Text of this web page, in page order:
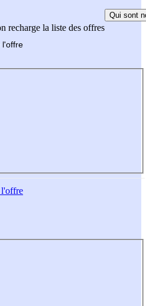
recharge la liste des offres
Qui sont
l'offre
l'offre